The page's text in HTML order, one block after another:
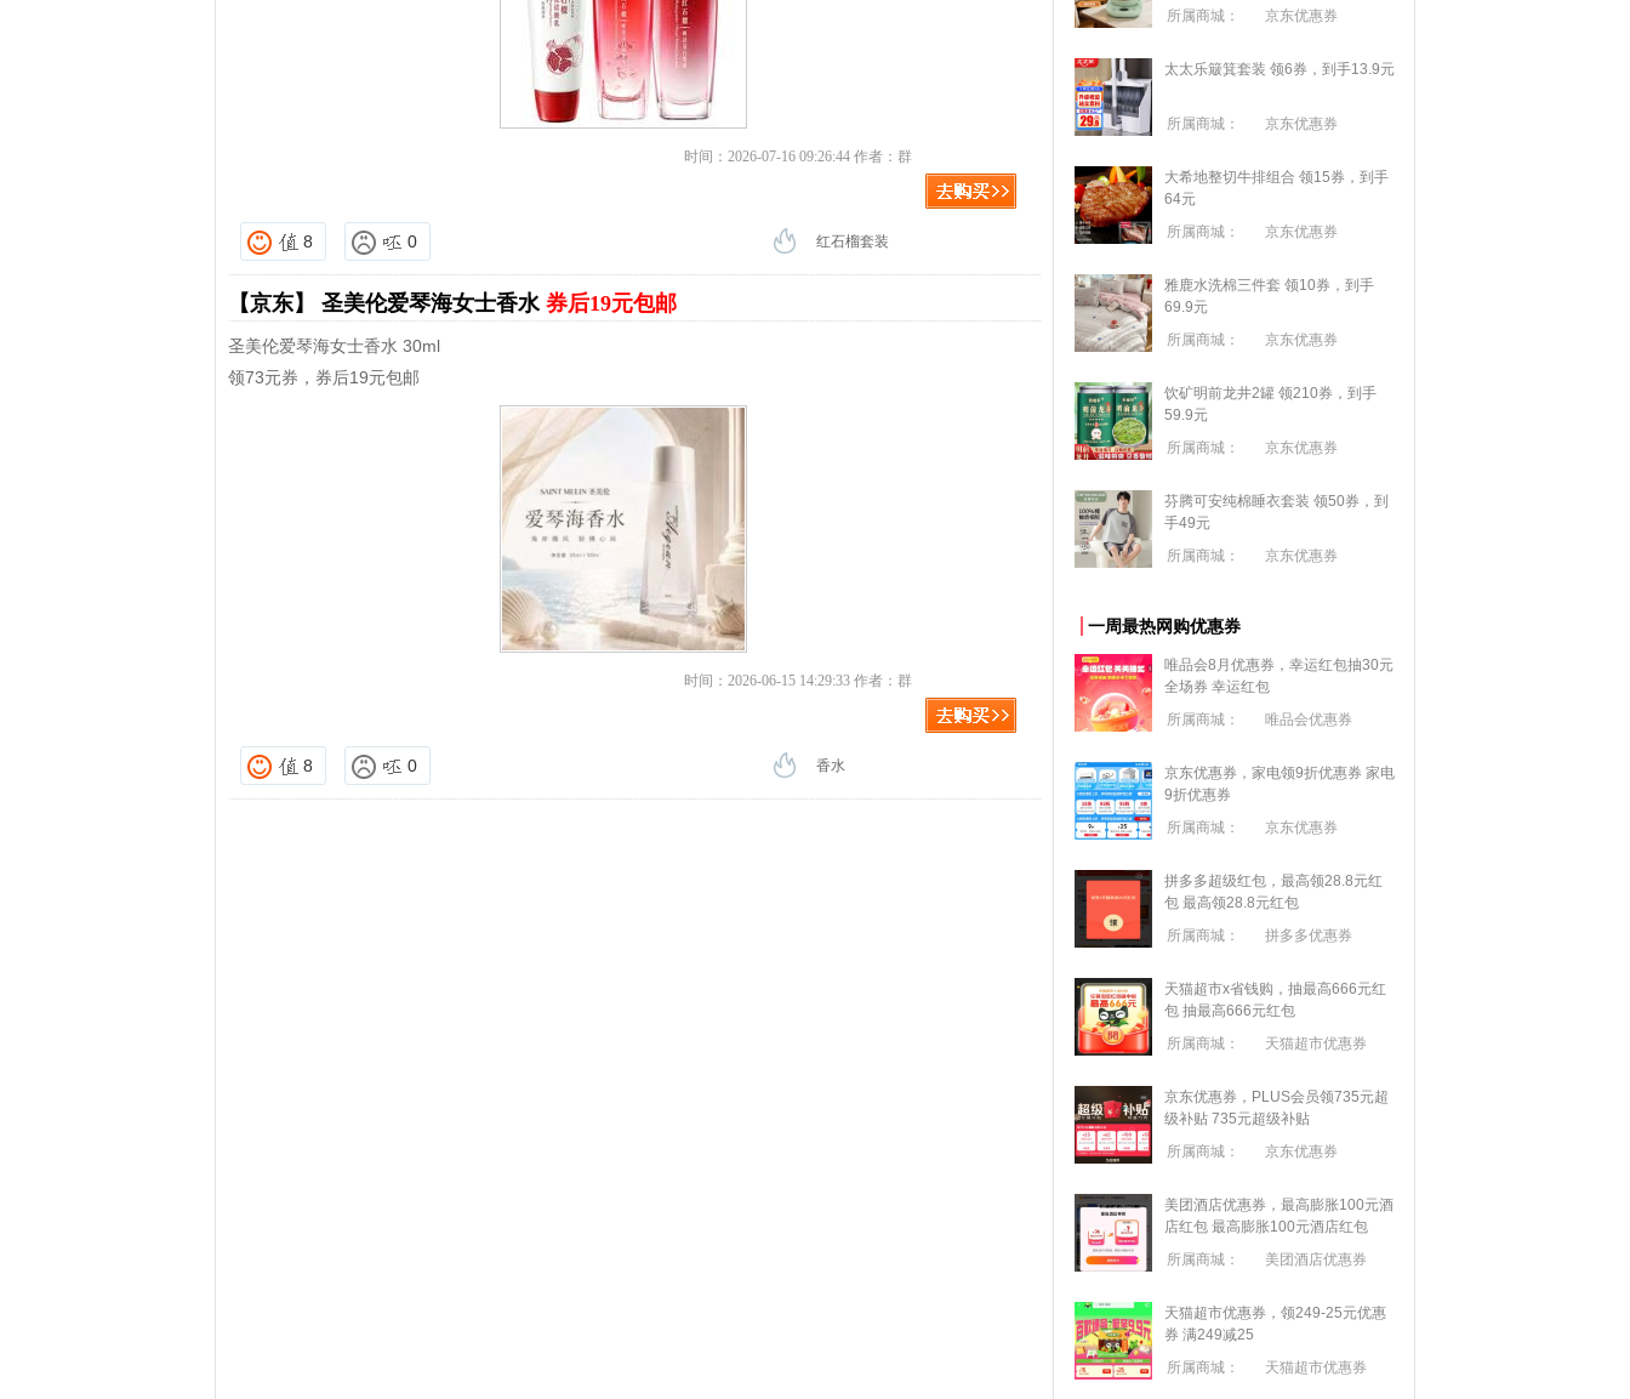
时间：2026-07-16 09:26:44 作者：群
8 0 红石榴套装
【京东】 圣美伦爱琴海女士香水 券后19元包邮
圣美伦爱琴海女士香水 30ml
领73元券，券后19元包邮
时间：2026-06-15 14:29:33 作者：群
8 0 香水
所属商城：
京东优惠券
太太乐簸箕套装 领6券，到手13.9元
所属商城： 京东优惠券
大希地整切牛排组合 领15券，到手
64元
所属商城：
京东优惠券
雅鹿水洗棉三件套 领10券，到手
69.9元
所属商城：
京东优惠券
饮矿明前龙井2罐 领210券，到手
59.9元
所属商城：
京东优惠券
芬腾可安纯棉睡衣套装 领50券，到
手49元
所属商城：
京东优惠券
一周最热网购优惠券
唯品会8月优惠券，幸运红包抽30元
全场券 幸运红包
所属商城：
唯品会优惠券
京东优惠券，家电领9折优惠券 家电
9折优惠券
所属商城：
京东优惠券
拼多多超级红包，最高领28.8元红
包 最高领28.8元红包
所属商城：
拼多多优惠券
天猫超市x省钱购，抽最高666元红
包 抽最高666元红包
所属商城：
天猫超市优惠券
京东优惠券，PLUS会员领735元超
级补贴 735元超级补贴
所属商城：
京东优惠券
美团酒店优惠券，最高膨胀100元酒
店红包 最高膨胀100元酒店红包
所属商城：
美团酒店优惠券
天猫超市优惠券，领249-25元优惠
券 满249减25
所属商城：
天猫超市优惠券